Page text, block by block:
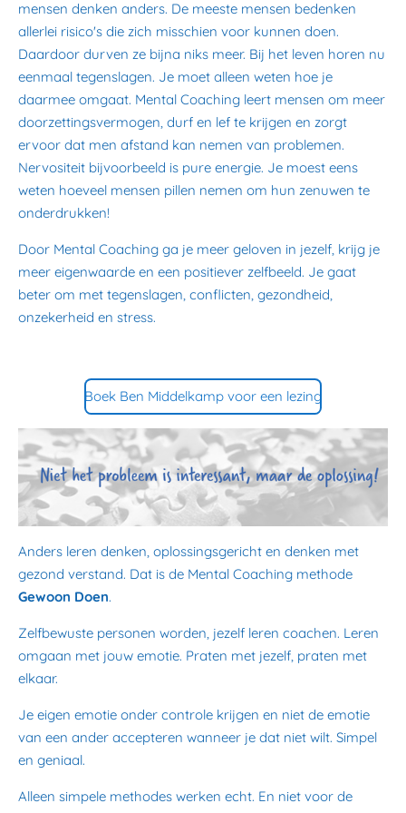
mensen denken anders. De meeste mensen bedenken
allerlei risico's die zich misschien voor kunnen doen.
Daardoor durven ze bijna niks meer. Bij het leven horen nu
eenmaal tegenslagen. Je moet alleen weten hoe je
daarmee omgaat. Mental Coaching leert mensen om meer
doorzettingsvermogen, durf en lef te krijgen en zorgt
ervoor dat men afstand kan nemen van problemen.
Nervositeit bijvoorbeeld is pure energie. Je moest eens
weten hoeveel mensen pillen nemen om hun zenuwen te
onderdrukken!
Door Mental Coaching ga je meer geloven in jezelf, krijg je
meer eigenwaarde en een positiever zelfbeeld. Je gaat
beter om met tegenslagen, conflicten, gezondheid,
onzekerheid en stress.
Boek Ben Middelkamp voor een lezing
Anders leren denken, oplossingsgericht en denken met
gezond verstand. Dat is de Mental Coaching methode
Gewoon Doen.
Zelfbewuste personen worden, jezelf leren coachen. Leren
omgaan met jouw emotie. Praten met jezelf, praten met
elkaar.
Je eigen emotie onder controle krijgen en niet de emotie
van een ander accepteren wanneer je dat niet wilt. Simpel
en geniaal.
Alleen simpele methodes werken echt. En niet voor de